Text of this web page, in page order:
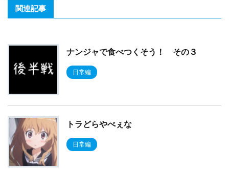
関連記事
ナンジャで食べつくそう！ その３
日常編
トラどらやべぇな
日常編